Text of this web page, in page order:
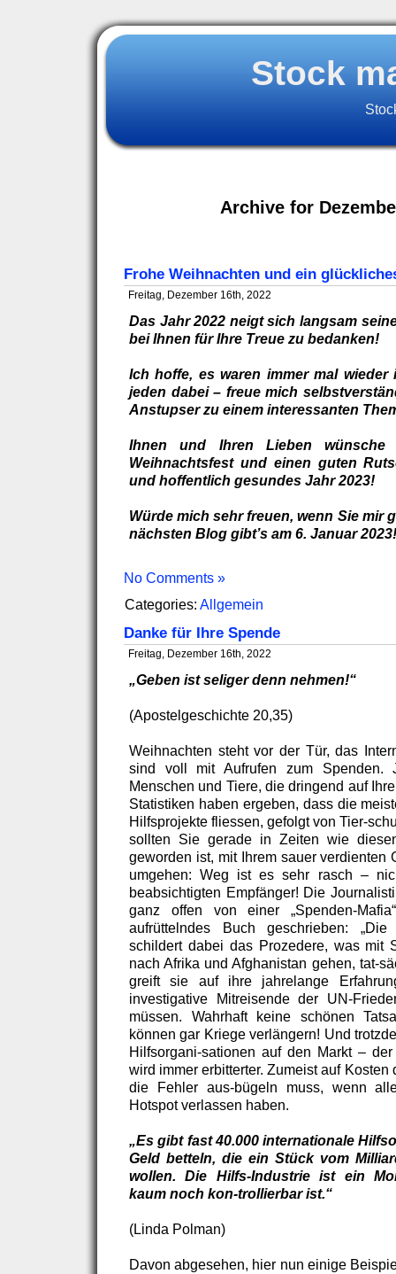
Stock
Archive for
Frohe Weihnachten und ein
Freitag, Dezember 16th, 2022
Das Jahr 2022 neigt sich langsam
bei Ihnen für Ihre Treue zu bedanken!
Ich hoffe, es waren immer mal wieder
jeden dabei – freue mich
Anstupser zu einem interessanten
Ihnen und Ihren Lieben wünsche
Weihnachtsfest und einen guten
und hoffentlich gesundes Jahr 2023!
Würde mich sehr freuen, wenn Sie mir
nächsten Blog gibt’s am 6. Januar 2023!
No Comments »
Categories: Allgemein
Danke für Ihre Spende
Freitag, Dezember 16th, 2022
„Geben ist seliger denn nehmen!“
(Apostelgeschichte 20,35)
Weihnachten steht vor der Tür, das
sind voll mit Aufrufen zum
Menschen und Tiere, die dringend auf
Statistiken haben ergeben, dass die
Hilfsprojekte fliessen, gefolgt von Tier-
sollten Sie gerade in Zeiten wie
geworden ist, mit Ihrem sauer verdienten
umgehen: Weg ist es sehr rasch –
beabsichtigten Empfänger! Die
ganz offen von einer „Spenden-
aufrüttelndes Buch geschrieben: „Die
schildert dabei das Prozedere, was mit
nach Afrika und Afghanistan gehen, tat-
greift sie auf ihre jahrelange
investigative Mitreisende der UN-
müssen. Wahrhaft keine schönen
können gar Kriege verlängern! Und
Hilfsorgani-sationen auf den Markt –
wird immer erbitterter. Zumeist auf Kosten
die Fehler aus-bügeln muss, wenn
Hotspot verlassen haben.
„Es gibt fast 40.000 internationale
Geld betteln, die ein Stück vom
wollen. Die Hilfs-Industrie ist ein
kaum noch kon-trollierbar ist.“
(Linda Polman)
Davon abgesehen, hier nun einige